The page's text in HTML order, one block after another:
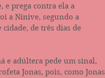
e prega contra ela a
a Nínive, segundo a
de três dias de
e adúltera pede um sinal,
Jonas, pois, como Jonas